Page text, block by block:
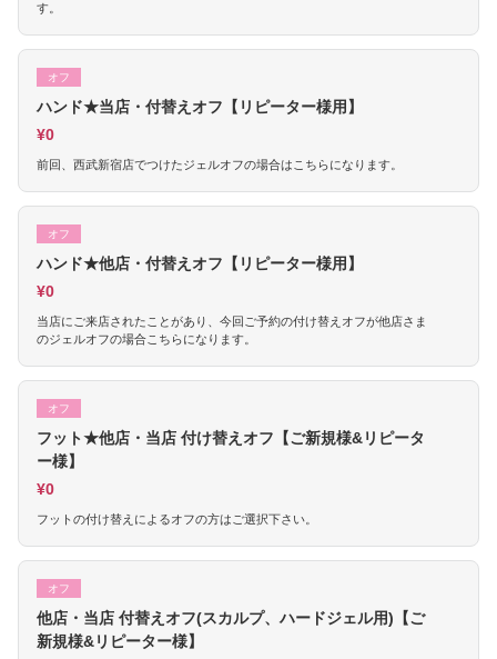
す。
オフ
ハンド★当店・付替えオフ【リピーター様用】
¥0
前回、西武新宿店でつけたジェルオフの場合はこちらになります。
オフ
ハンド★他店・付替えオフ【リピーター様用】
¥0
当店にご来店されたことがあり、今回ご予約の付け替えオフが他店さま
のジェルオフの場合こちらになります。
オフ
フット★他店・当店 付け替えオフ【ご新規様&リピータ
ー様】
¥0
フットの付け替えによるオフの方はご選択下さい。
オフ
他店・当店 付替えオフ(スカルプ、ハードジェル用)【ご
新規様&リピーター様】